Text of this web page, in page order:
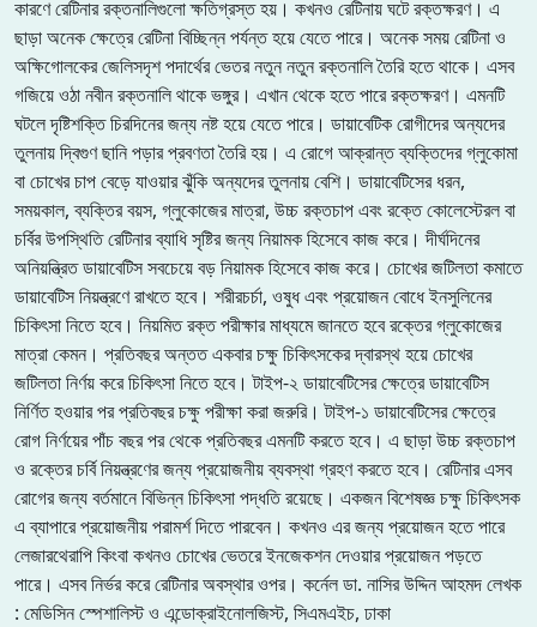
কারণে রেটিনার রক্তনালিগুলো ক্ষতিগ্রস্ত হয়। কখনও রেটিনায় ঘটে রক্তক্ষরণ। এ
ছাড়া অনেক ক্ষেত্রে রেটিনা বিচ্ছিন্ন পর্যন্ত হয়ে যেতে পারে। অনেক সময় রেটিনা ও
অক্ষিগোলকের জেলিসদৃশ পদার্থের ভেতর নতুন নতুন রক্তনালি তৈরি হতে থাকে। এসব
গজিয়ে ওঠা নবীন রক্তনালি থাকে ভঙ্গুর। এখান থেকে হতে পারে রক্তক্ষরণ। এমনটি
ঘটলে দৃষ্টিশক্তি চিরদিনের জন্য নষ্ট হয়ে যেতে পারে। ডায়াবেটিক রোগীদের অন্যদের
তুলনায় দ্বিগুণ ছানি পড়ার প্রবণতা তৈরি হয়। এ রোগে আক্রান্ত ব্যক্তিদের গ্লুকোমা
বা চোখের চাপ বেড়ে যাওয়ার ঝুঁকি অন্যদের তুলনায় বেশি। ডায়াবেটিসের ধরন,
সময়কাল, ব্যক্তির বয়স, গ্লুকোজের মাত্রা, উচ্চ রক্তচাপ এবং রক্তে কোলেস্টেরল বা
চর্বির উপস্থিতি রেটিনার ব্যাধি সৃষ্টির জন্য নিয়ামক হিসেবে কাজ করে। দীর্ঘদিনের
অনিয়ন্ত্রিত ডায়াবেটিস সবচেয়ে বড় নিয়ামক হিসেবে কাজ করে। চোখের জটিলতা কমাতে
ডায়াবেটিস নিয়ন্ত্রণে রাখতে হবে। শরীরচর্চা, ওষুধ এবং প্রয়োজন বোধে ইনসুলিনের
চিকিৎসা নিতে হবে। নিয়মিত রক্ত পরীক্ষার মাধ্যমে জানতে হবে রক্তের গ্লুকোজের
মাত্রা কেমন। প্রতিবছর অন্তত একবার চক্ষু চিকিৎসকের দ্বারস্থ হয়ে চোখের
জটিলতা নির্ণয় করে চিকিৎসা নিতে হবে। টাইপ-২ ডায়াবেটিসের ক্ষেত্রে ডায়াবেটিস
নির্ণিত হওয়ার পর প্রতিবছর চক্ষু পরীক্ষা করা জরুরি। টাইপ-১ ডায়াবেটিসের ক্ষেত্রে
রোগ নির্ণয়ের পাঁচ বছর পর থেকে প্রতিবছর এমনটি করতে হবে। এ ছাড়া উচ্চ রক্তচাপ
ও রক্তের চর্বি নিয়ন্ত্রণের জন্য প্রয়োজনীয় ব্যবস্থা গ্রহণ করতে হবে। রেটিনার এসব
রোগের জন্য বর্তমানে বিভিন্ন চিকিৎসা পদ্ধতি রয়েছে। একজন বিশেষজ্ঞ চক্ষু চিকিৎসক
এ ব্যাপারে প্রয়োজনীয় পরামর্শ দিতে পারবেন। কখনও এর জন্য প্রয়োজন হতে পারে
লেজারথেরাপি কিংবা কখনও চোখের ভেতরে ইনজেকশন দেওয়ার প্রয়োজন পড়তে
পারে। এসব নির্ভর করে রেটিনার অবস্থার ওপর। কর্নেল ডা. নাসির উদ্দিন আহমদ লেখক
: মেডিসিন স্পেশালিস্ট ও এন্ডোক্রাইনোলজিস্ট, সিএমএইচ, ঢাকা